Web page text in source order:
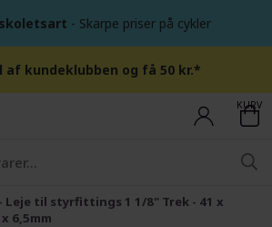
- Skarpe priser på cykler
af kundeklubben og få 50 kr.*
KURV
- Leje til styrfittings 1 1/8" Trek - 41 x
6,5mm